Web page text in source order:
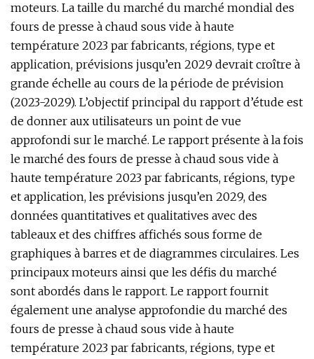
moteurs. La taille du marché du marché mondial des
fours de presse à chaud sous vide à haute
température 2023 par fabricants, régions, type et
application, prévisions jusqu’en 2029 devrait croître à
grande échelle au cours de la période de prévision
(2023-2029). L’objectif principal du rapport d’étude est
de donner aux utilisateurs un point de vue
approfondi sur le marché. Le rapport présente à la fois
le marché des fours de presse à chaud sous vide à
haute température 2023 par fabricants, régions, type
et application, les prévisions jusqu’en 2029, des
données quantitatives et qualitatives avec des
tableaux et des chiffres affichés sous forme de
graphiques à barres et de diagrammes circulaires. Les
principaux moteurs ainsi que les défis du marché
sont abordés dans le rapport. Le rapport fournit
également une analyse approfondie du marché des
fours de presse à chaud sous vide à haute
température 2023 par fabricants, régions, type et